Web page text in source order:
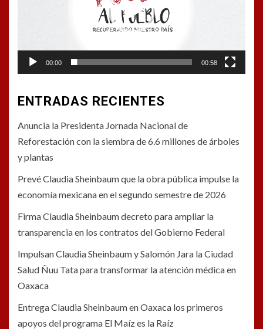
00:00 00:58
ENTRADAS RECIENTES
Anuncia la Presidenta Jornada Nacional de
Reforestación con la siembra de 6.6 millones de árboles
y plantas
Prevé Claudia Sheinbaum que la obra pública impulse la
economía mexicana en el segundo semestre de 2026
Firma Claudia Sheinbaum decreto para ampliar la
transparencia en los contratos del Gobierno Federal
Impulsan Claudia Sheinbaum y Salomón Jara la Ciudad
Salud Ñuu Tata para transformar la atención médica en
Oaxaca
Entrega Claudia Sheinbaum en Oaxaca los primeros
apoyos del programa El Maíz es la Raíz